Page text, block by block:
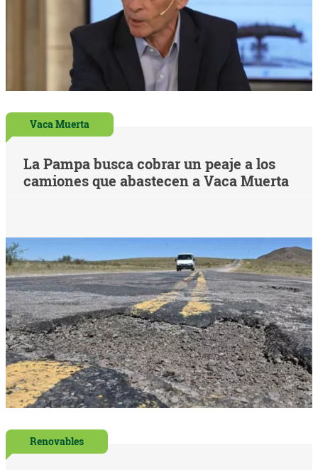
Vaca Muerta
La Pampa busca cobrar un peaje a los
camiones que abastecen a Vaca Muerta
Renovables